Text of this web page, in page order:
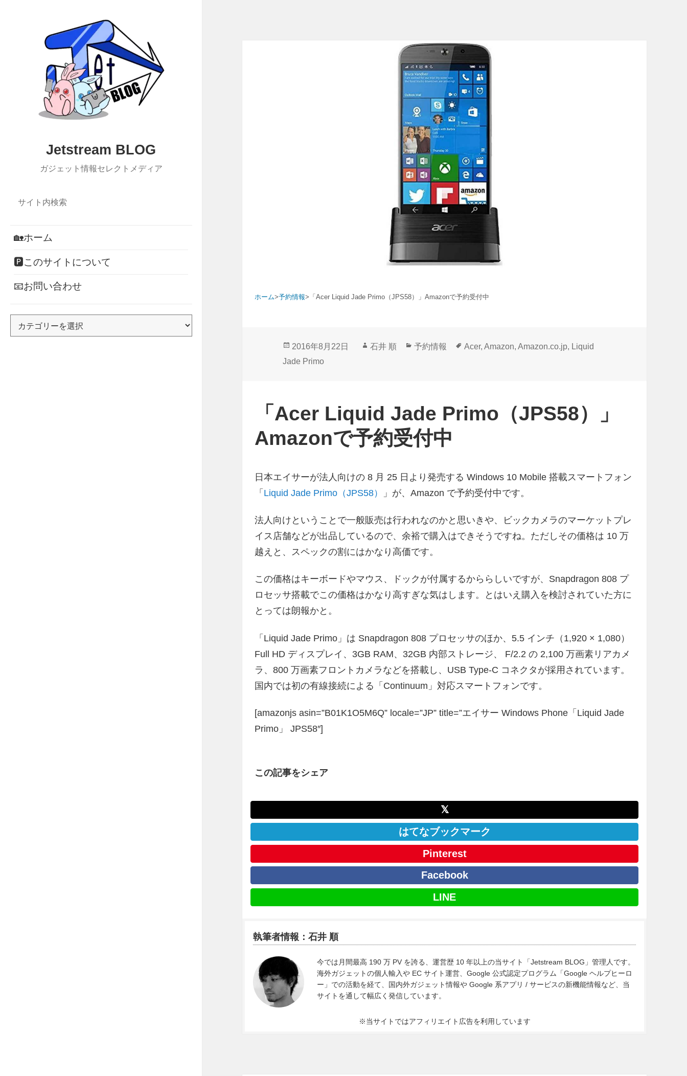
Jetstream BLOG
ガジェット情報セレクトメディア
🏡ホーム
🅿このサイトについて
📧お問い合わせ
ホーム>予約情報> 「Acer Liquid Jade Primo（JPS58）」Amazonで予約受付中
投
稿
2016年8月22日
作
石井 順
カ
予約情報
タ
Acer,Amazon,Amazon.co.jp, Liquid
Jade Primo
「Acer Liquid Jade Primo（JPS58）」
Amazonで予約受付中
日本エイサーが法人向けの 8 月 25 日より発売する Windows 10 Mobile 搭載スマートフォン
「 Liquid Jade Primo（JPS58） 」が、Amazon で予約受付中です。
法人向けということで一般販売は行われなのかと思いきや、ビックカメラのマーケットプレ
イス店舗などが出品しているので、余裕で購入はできそうですね。ただしその価格は 10 万
越えと、スペックの割にはかなり高価です。
この価格はキーボードやマウス、ドックが付属するかららしいですが、Snapdragon 808 プ
ロセッサ搭載でこの価格はかなり高すぎな気はします。とはいえ購入を検討されていた方に
とっては朗報かと。
「Liquid Jade Primo」は Snapdragon 808 プロセッサのほか、5.5 インチ（1,920 × 1,080）
Full HD ディスプレイ、3GB RAM、32GB 内部ストレージ、 F/2.2 の 2,100 万画素リアカメ
ラ、800 万画素フロントカメラなどを搭載し、USB Type-C コネクタが採用されています。
国内では初の有線接続による「Continuum」対応スマートフォンです。
[amazonjs asin=”B01K1O5M6Q” locale=”JP” title=”エイサー Windows Phone「Liquid Jade
Primo」 JPS58″]
この記事をシェア
𝕏
はてなブックマーク
Pinterest
Facebook
LINE
執筆者情報：石井 順
今では月間最高 190 万 PV を誇る、運営歴 10 年以上の当サイト「Jetstream BLOG」管理人です。
海外ガジェットの個人輸入や EC サイト運営、Google 公式認定プログラム「Google ヘルプヒーロ
ー」での活動を経て、国内外ガジェット情報や Google 系アプリ / サービスの新機能情報など、当
サイトを通して幅広く発信しています。
※当サイトではアフィリエイト広告を利用しています